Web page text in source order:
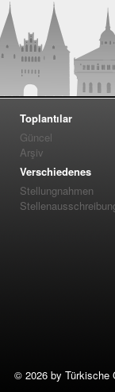
Toplantılar
Güncel
Arşiv
Verschiedenes
Stellungnahmen
© 2026 by Türkische